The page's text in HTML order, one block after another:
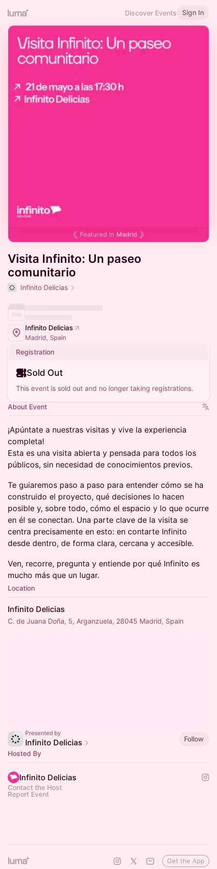
Discover Events Sign In
Featured in Madrid
Visita Infinito: Un paseo
comunitario
Infinito Delicias
Infinito Delicias
Madrid, Spain
Registration
Sold Out
This event is sold out and no longer taking registrations.
About Event
¡Apúntate a nuestras visitas y vive la experiencia
completa!
Esta es una visita abierta y pensada para todos los
públicos, sin necesidad de conocimientos previos.
Te guiaremos paso a paso para entender cómo se ha
construido el proyecto, qué decisiones lo hacen
posible y, sobre todo, cómo el espacio y lo que ocurre
en él se conectan. Una parte clave de la visita se
centra precisamente en esto: en contarte Infinito
desde dentro, de forma clara, cercana y accesible.
Ven, recorre, pregunta y entiende por qué Infinito es
mucho más que un lugar.
Location
Infinito Delicias
C. de Juana Doña, 5, Arganzuela, 28045 Madrid, Spain
Presented by
Infinito Delicias
Follow
Hosted By
Infinito Delicias
Contact the Host
Report Event
Get the App